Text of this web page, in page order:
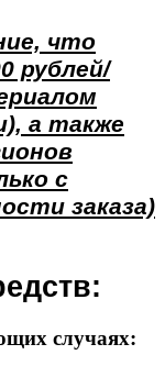
что
рублей/
а также
с
заказа)
случаях: